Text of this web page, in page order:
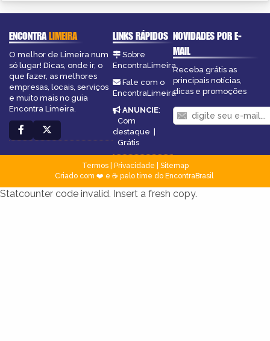
ENCONTRALIMEIRA
O melhor de Limeira num
só lugar! Dicas, onde ir, o
que fazer, as melhores
empresas, locais, serviços
e muito mais no guia
Encontra Limeira.
LINKS RÁPIDOS
Sobre
EncontraLimeira
Fale com o
EncontraLimeira
ANUNCIE:
Com
destaque
Grátis
NOVIDADES POR E-
MAIL
Receba grátis as
principais notícias,
dicas e promoções
Termos| Privacidade
Sitemap
Criado com ❤️ e ☕ pelo time do EncontraBrasil
Statcounter code invalid. Insert a fresh copy.